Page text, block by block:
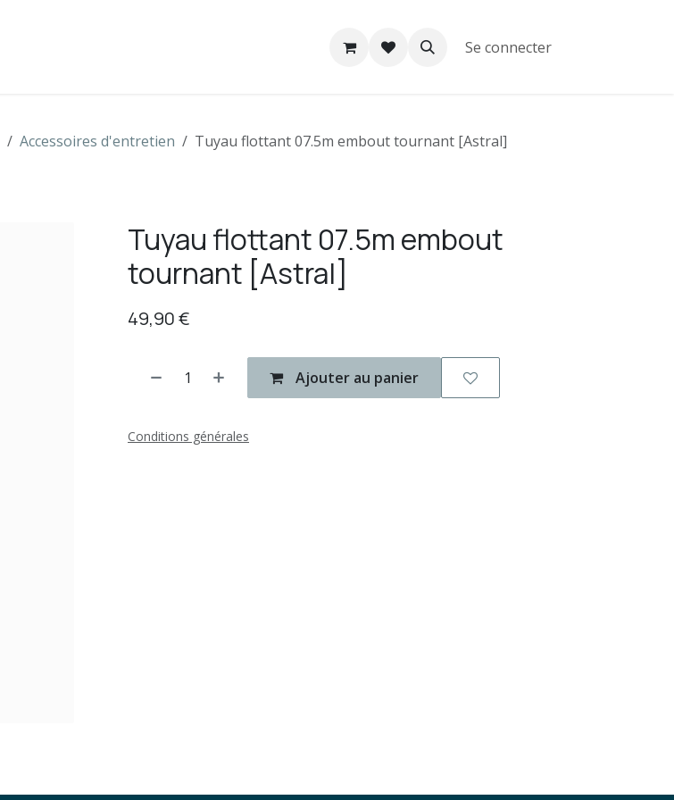
Se connecter
Accessoires d'entretien Tuyau flottant 07.5m embout tournant [Astral]
Tuyau flottant 07.5m embout
tournant [Astral]
49,90€
Ajouter au panier
Conditions générales